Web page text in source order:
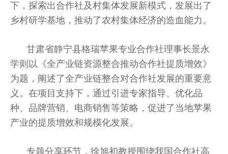
下，探索出合作社及村集体发展新模式，发展出了
乡村研学基地，推动了农村集体经济的造血能力。
甘肃省静宁县格瑞苹果专业合作社理事长景永
学则以《全产业链资源整合推动合作社提质增效》
为题，阐述了全产业链整合对合作社发展的重要意
义。在项目支持下，通过引进专家指导、优化品
种、品牌营销、电商销售等策略，促进了当地苹果
产业的提质增效和规模化发展。
专题分享环节，徐旭初教授围绕我国合作社高